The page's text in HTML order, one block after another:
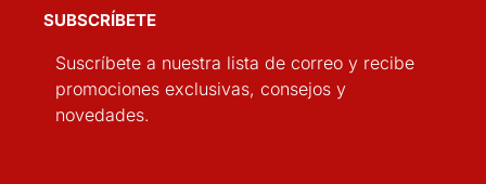
SUBSCRÍBETE
Suscríbete a nuestra lista de correo y recibe
promociones exclusivas, consejos y
novedades.